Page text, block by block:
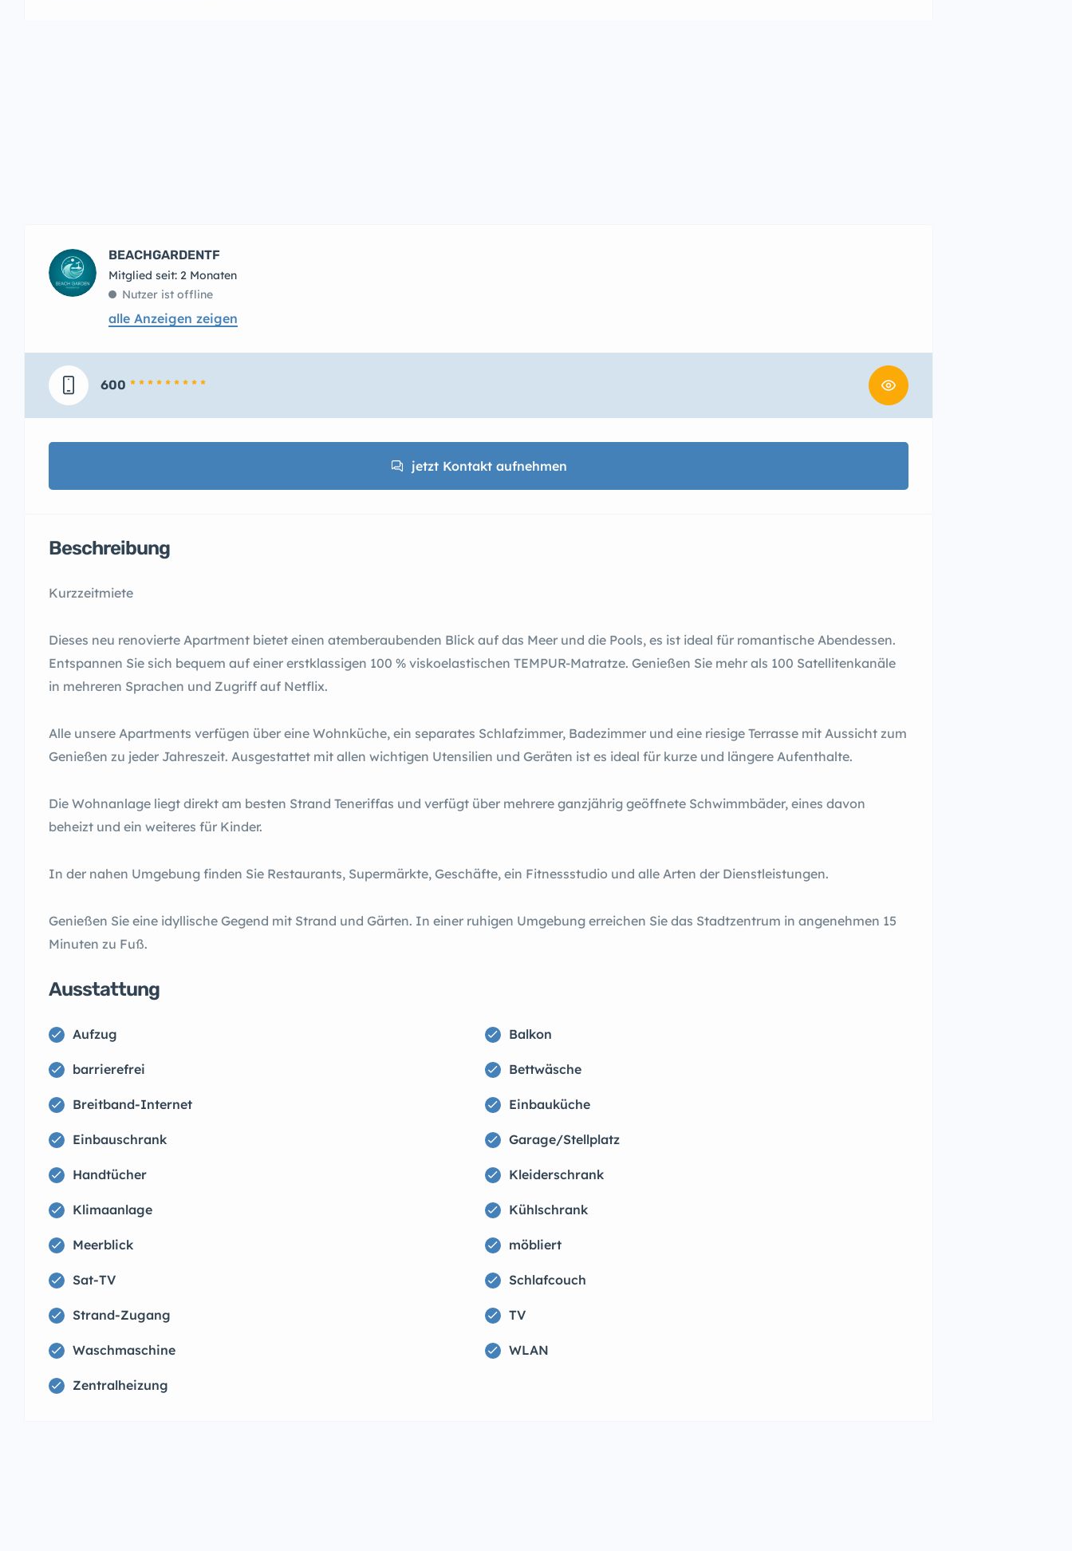
BEACHGARDENTF
Mitglied seit: 2 Monaten
Nutzer ist offline
alle Anzeigen zeigen
600 * * * * * * * * *
jetzt Kontakt aufnehmen
Beschreibung
Kurzzeitmiete
Dieses neu renovierte Apartment bietet einen atemberaubenden Blick auf das Meer und die Pools, es ist ideal für romantische Abendessen.
Entspannen Sie sich bequem auf einer erstklassigen 100 % viskoelastischen TEMPUR-Matratze. Genießen Sie mehr als 100 Satellitenkanäle
in mehreren Sprachen und Zugriff auf Netflix.
Alle unsere Apartments verfügen über eine Wohnküche, ein separates Schlafzimmer, Badezimmer und eine riesige Terrasse mit Aussicht zum
Genießen zu jeder Jahreszeit. Ausgestattet mit allen wichtigen Utensilien und Geräten ist es ideal für kurze und längere Aufenthalte.
Die Wohnanlage liegt direkt am besten Strand Teneriffas und verfügt über mehrere ganzjährig geöffnete Schwimmbäder, eines davon
beheizt und ein weiteres für Kinder.
In der nahen Umgebung finden Sie Restaurants, Supermärkte, Geschäfte, ein Fitnessstudio und alle Arten der Dienstleistungen.
Genießen Sie eine idyllische Gegend mit Strand und Gärten. In einer ruhigen Umgebung erreichen Sie das Stadtzentrum in angenehmen 15
Minuten zu Fuß.
Ausstattung
Aufzug Balkon
barrierefrei Bettwäsche
Breitband-Internet Einbauküche
Einbauschrank Garage/Stellplatz
Handtücher Kleiderschrank
Klimaanlage Kühlschrank
Meerblick möbliert
Sat-TV Schlafcouch
Strand-Zugang TV
Waschmaschine WLAN
Zentralheizung